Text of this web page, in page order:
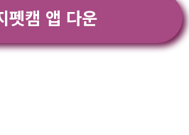
펫캠 앱 다운